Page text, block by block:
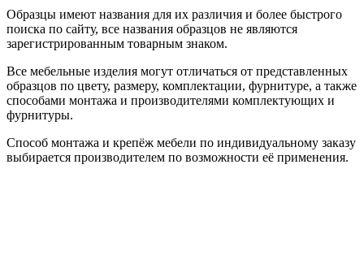
Образцы имеют названия для их различия и более быстрого
поиска по сайту, все названия образцов не являются
зарегистрированным товарным знаком.
Все мебельные изделия могут отличаться от представленных
образцов по цвету, размеру, комплектации, фурнитуре, а также
способами монтажа и производителями комплектующих и
фурнитуры.
Способ монтажа и крепёж мебели по индивидуальному заказу
выбирается производителем по возможности её применения.